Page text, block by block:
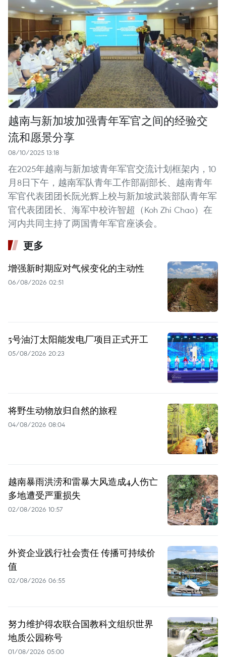
越南与新加坡加强青年军官之间的经验交
流和愿景分享
08/10/2025 13:18
在2025年越南与新加坡青年军官交流计划框架内，10
月8日下午，越南军队青年工作部副部长、越南青年
军官代表团团长阮光辉上校与新加坡武装部队青年军
官代表团团长、海军中校许智超（Koh Zhi Chao）在
河内共同主持了两国青年军官座谈会。
更多
增强新时期应对气候变化的主动性
06/08/2026 02:51
5号油汀太阳能发电厂项目正式开工
05/08/2026 20:23
将野生动物放归自然的旅程
04/08/2026 08:04
越南暴雨洪涝和雷暴大风造成4人伤亡
多地遭受严重损失
02/08/2026 10:57
外资企业践行社会责任 传播可持续价
值
02/08/2026 06:55
努力维护得农联合国教科文组织世界
地质公园称号
01/08/2026 05:00